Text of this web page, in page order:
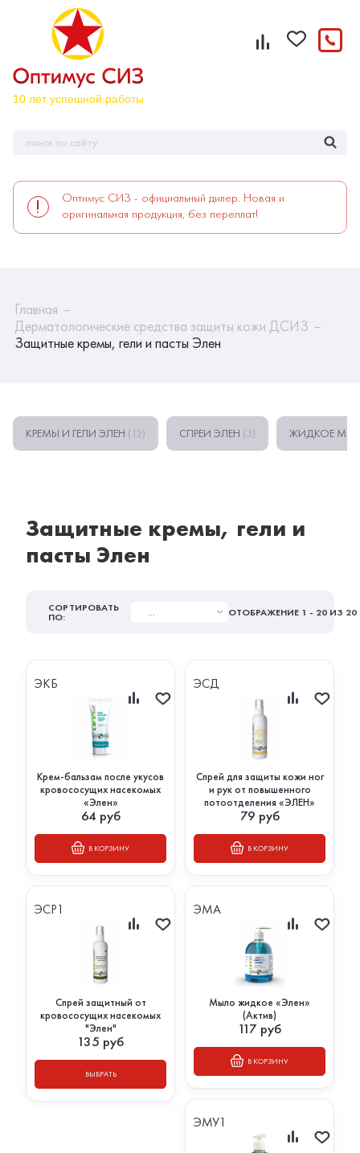
Оптимус СИЗ - официальный дилер. Новая и
оригинальная продукция, без переплат!
Главная
Дерматологические средства защиты кожи ДСИЗ
Защитные кремы, гели и пасты Элен
КРЕМЫ И ГЕЛИ ЭЛЕН (12) СПРЕИ ЭЛЕН (3) ЖИДКОЕ
Защитные кремы, гели и
пасты Элен
СОРТИРОВАТЬ
ПО: ... ОТОБРАЖЕНИЕ 1 - 20 ИЗ 20
ЭКБ
Крем-бальзам после укусов
кровососущих насекомых
«Элен»
64 руб
В КОРЗИНУ
ЭСД
Спрей для защиты кожи ног
и рук от повышенного
потоотделения «ЭЛЕН»
79 руб
В КОРЗИНУ
ЭСР1
Спрей защитный от
кровососущих насекомых
"Элен"
135 руб
ВЫБРАТЬ
ЭМА
Мыло жидкое «Элен»
(Актив)
117 руб
В КОРЗИНУ
ЭМУ1